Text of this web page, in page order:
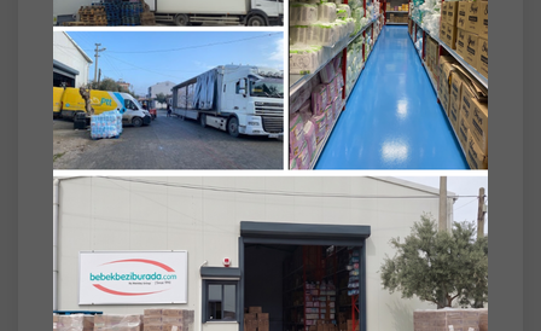
(800+250GR) Devam Sütü No:2 (6-9 Ay)
Avantaj Pk (4 Lü Set)
Nutricia Aptamil Pronutra Devam Sütü No:2
(6–9 Ay) 1050 g Avantaj Paket – Dengeli
Beslenmeye Destek
Nutricia Aptamil Pronutra 2 Devam Sütü, 6–9
ay arası bebeklerin beslenme dönemine
uygun olarak geliştirilmiştir. Anne sütünün
yeterli olmadığı durumlarda veya ek gıda
döneminde, doktor tavsiyesi doğrultusunda
kullanılabilir. Avantajlı paket içeriği ile uzun